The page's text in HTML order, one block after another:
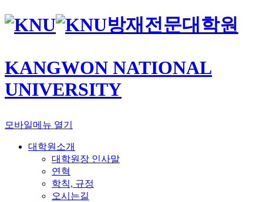
방재전문대학원
KANGWON NATIONAL
UNIVERSITY
모바일메뉴 열기
대학원소개
대학원장 인사말
연혁
학칙, 규정
오시는길